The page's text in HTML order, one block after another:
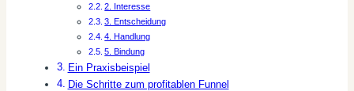
2. Interesse
3. Entscheidung
4. Handlung
5. Bindung
Ein Praxisbeispiel
Die Schritte zum profitablen Funnel